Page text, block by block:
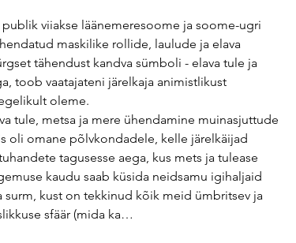
viiakse läänemeresoome ja soome-ugri
maskilike rollide, laulude ja elava
tähendust kandva sümboli - elava tule ja
toob vaatajateni järelkaja animistlikust
oleme.
tule, metsa ja mere ühendamine muinasjuttude
oli omane põlvkondadele, kelle järelkäijad
tagusesse aega, kus mets ja tulease
kaudu saab küsida neidsamu igihaljaid
kust on tekkinud kõik meid ümbritsev ja
sfäär (mida ka…